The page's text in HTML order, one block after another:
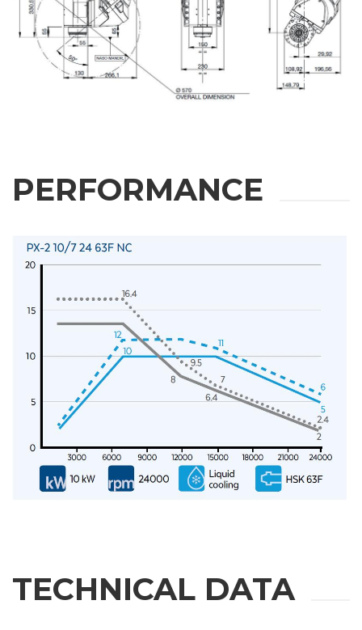
INFORMATION
Fill out the online form to be contacted by a salesperson
城市
PERFORMANCE
TECHNICAL DATA